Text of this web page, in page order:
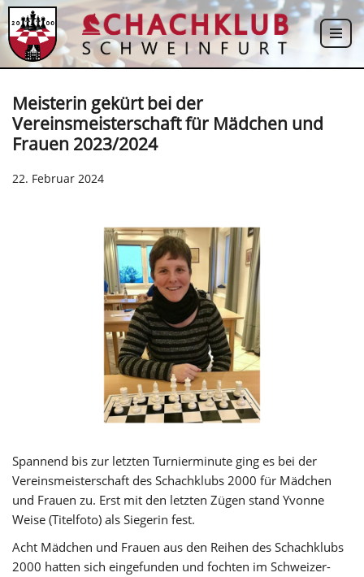
Zum
Inhalt
Meisterin gekürt bei der
Vereinsmeisterschaft für Mädchen und
Frauen 2023/2024
22. Februar 2024
Spannend bis zur letzten Turnierminute ging es bei der
Vereinsmeisterschaft des Schachklubs 2000 für Mädchen
und Frauen zu. Erst mit den letzten Zügen stand Yvonne
Weise (Titelfoto) als Siegerin fest.
Acht Mädchen und Frauen aus den Reihen des Schachklubs
2000 hatten sich eingefunden und fochten im Schweizer-